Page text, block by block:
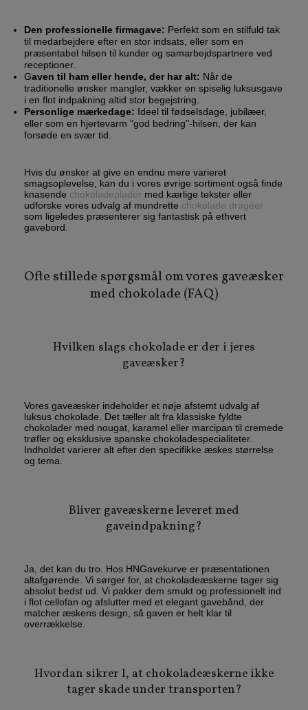
Den professionelle firmagave: Perfekt som en stilfuld tak
til medarbejdere efter en stor indsats, eller som en
præsentabel hilsen til kunder og samarbejdspartnere ved
receptioner.
Gaven til ham eller hende, der har alt: Når de
traditionelle ønsker mangler, vækker en spiselig luksusgave
i en flot indpakning altid stor begejstring.
Personlige mærkedage: Ideel til fødselsdage, jubilæer,
eller som en hjertevarm "god bedring"-hilsen, der kan
forsøde en svær tid.
Hvis du ønsker at give en endnu mere varieret
smagsoplevelse, kan du i vores øvrige sortiment også finde
knasende chokoladeplader med kærlige tekster eller
udforske vores udvalg af mundrette chokolade dragéer
som ligeledes præsenterer sig fantastisk på ethvert
gavebord.
Ofte stillede spørgsmål om vores gaveæsker
med chokolade (FAQ)
Hvilken slags chokolade er der i jeres
gaveæsker?
Vores gaveæsker indeholder et nøje afstemt udvalg af
luksus chokolade. Det tæller alt fra klassiske fyldte
chokolader med nougat, karamel eller marcipan til cremede
trøfler og eksklusive spanske chokoladespecialiteter.
Indholdet varierer alt efter den specifikke æskes størrelse
og tema.
Bliver gaveæskerne leveret med
gaveindpakning?
Ja, det kan du tro. Hos HNGavekurve er præsentationen
altafgørende. Vi sørger for, at chokoladeæskerne tager sig
absolut bedst ud. Vi pakker dem smukt og professionelt ind
i flot cellofan og afslutter med et elegant gavebånd, der
matcher æskens design, så gaven er helt klar til
overrækkelse.
Hvordan sikrer I, at chokoladeæskerne ikke
tager skade under transporten?